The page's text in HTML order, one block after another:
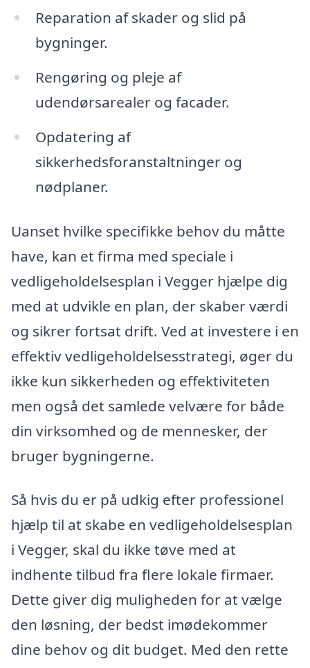
Reparation af skader og slid på
bygninger.
Rengøring og pleje af
udendørsarealer og facader.
Opdatering af
sikkerhedsforanstaltninger og
nødplaner.
Uanset hvilke specifikke behov du måtte
have, kan et firma med speciale i
vedligeholdelsesplan i Vegger hjælpe dig
med at udvikle en plan, der skaber værdi
og sikrer fortsat drift. Ved at investere i en
effektiv vedligeholdelsesstrategi, øger du
ikke kun sikkerheden og effektiviteten
men også det samlede velvære for både
din virksomhed og de mennesker, der
bruger bygningerne.
Så hvis du er på udkig efter professionel
hjælp til at skabe en vedligeholdelsesplan
i Vegger, skal du ikke tøve med at
indhente tilbud fra flere lokale firmaer.
Dette giver dig muligheden for at vælge
den løsning, der bedst imødekommer
dine behov og dit budget. Med den rette